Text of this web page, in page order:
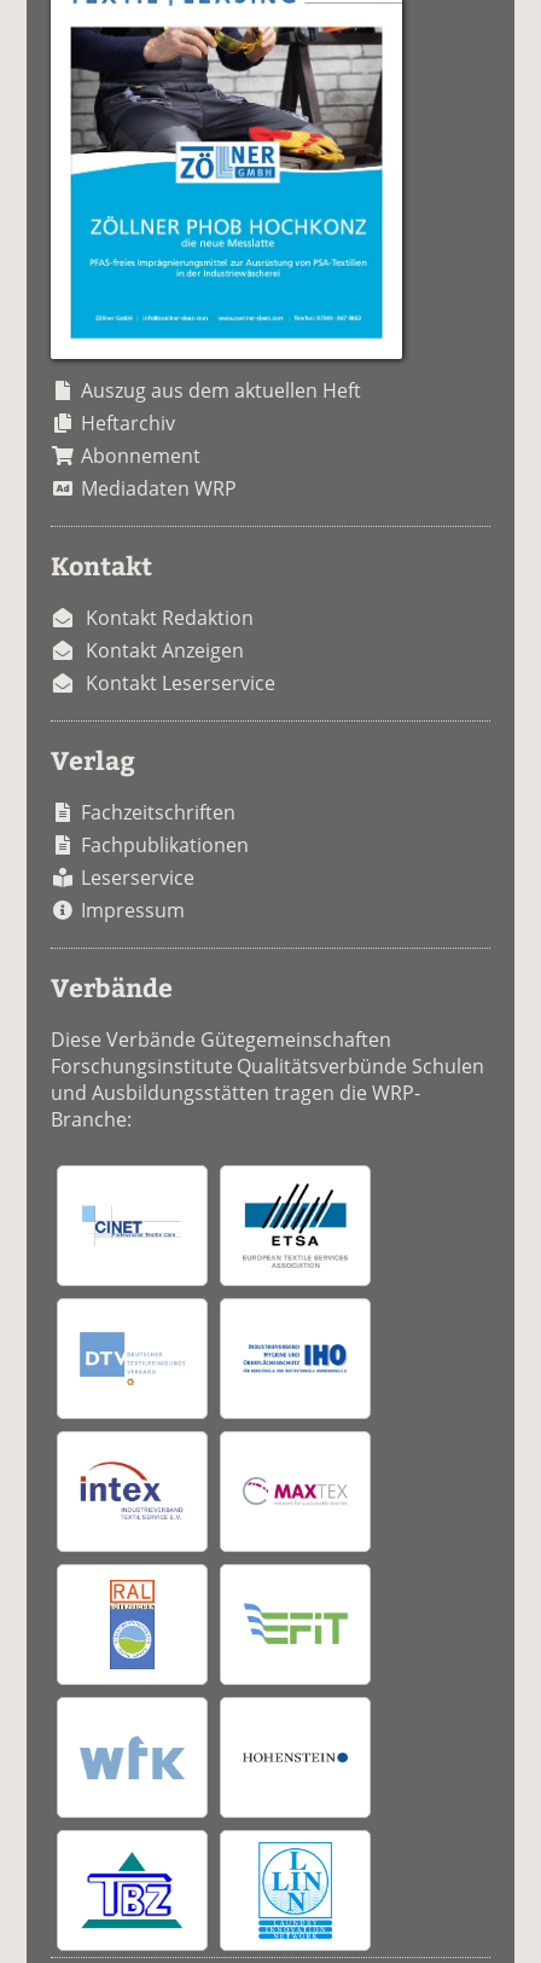
Auszug aus dem aktuellen Heft
Heftarchiv
Abonnement
Mediadaten WRP
Kontakt
Kontakt Redaktion
Kontakt Anzeigen
Kontakt Leserservice
Verlag
Fachzeitschriften
Fachpublikationen
Leserservice
Impressum
Verbände
Diese Verbände Gütegemeinschaften
Forschungsinstitute Qualitätsverbünde Schulen
und Ausbildungsstätten tragen die WRP-
Branche: